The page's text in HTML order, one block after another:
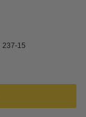
237-15